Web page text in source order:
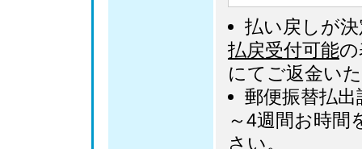
払い戻しが
払戻受付可能
にてご返金い
郵便振替払
～4週間お時間
さい。